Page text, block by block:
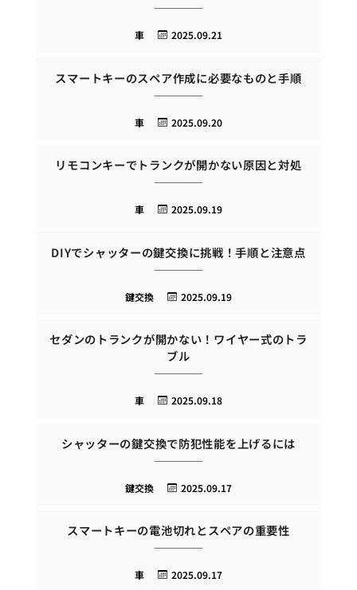
2025.09.21
車
スマートキーのスペア作成に必要なものと手順
2025.09.20
車
リモコンキーでトランクが開かない原因と対処
2025.09.19
車
DIYでシャッターの鍵交換に挑戦！手順と注意点
2025.09.19
鍵交換
セダンのトランクが開かない！ワイヤー式のトラ
ブル
2025.09.18
車
シャッターの鍵交換で防犯性能を上げるには
2025.09.17
鍵交換
スマートキーの電池切れとスペアの重要性
2025.09.17
車